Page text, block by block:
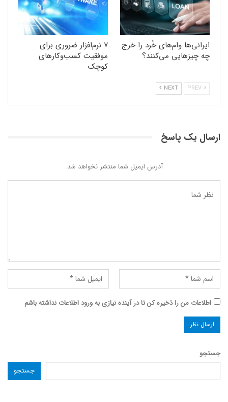
ایرانی‌ها وام‌های خُرد را خرج
چه چیزهایی می‌کنند؟
۷ نرم‌افزار ضروری برای
موفقیت کسب‌وکارهای
کوچک
NEXT
ارسال یک پاسخ
آدرس ایمیل شما منتشر نخواهد شد.
اطلاعات من را ذخیره کن تا در آینده نیازی به ورود اطلاعات نداشته باشم
جستجو
جستجو